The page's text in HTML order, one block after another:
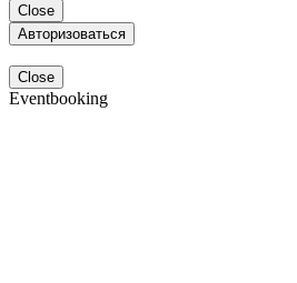
Close
Авторизоваться
Close
Eventbooking